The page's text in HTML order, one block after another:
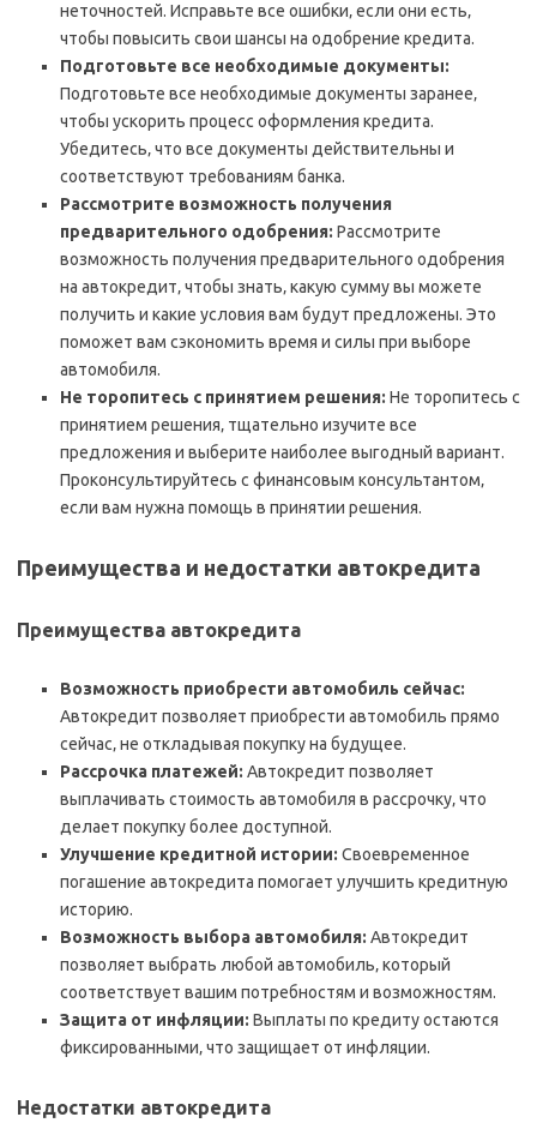
неточностей. Исправьте все ошибки‚ если они есть‚
чтобы повысить свои шансы на одобрение кредита.
Подготовьте все необходимые документы:
Подготовьте все необходимые документы заранее‚
чтобы ускорить процесс оформления кредита.
Убедитесь‚ что все документы действительны и
соответствуют требованиям банка.
Рассмотрите возможность получения
предварительного одобрения: Рассмотрите
возможность получения предварительного одобрения
на автокредит‚ чтобы знать‚ какую сумму вы можете
получить и какие условия вам будут предложены. Это
поможет вам сэкономить время и силы при выборе
автомобиля.
Не торопитесь с принятием решения: Не торопитесь с
принятием решения‚ тщательно изучите все
предложения и выберите наиболее выгодный вариант.
Проконсультируйтесь с финансовым консультантом‚
если вам нужна помощь в принятии решения.
Преимущества и недостатки автокредита
Преимущества автокредита
Возможность приобрести автомобиль сейчас:
Автокредит позволяет приобрести автомобиль прямо
сейчас‚ не откладывая покупку на будущее.
Рассрочка платежей: Автокредит позволяет
выплачивать стоимость автомобиля в рассрочку‚ что
делает покупку более доступной.
Улучшение кредитной истории: Своевременное
погашение автокредита помогает улучшить кредитную
историю.
Возможность выбора автомобиля: Автокредит
позволяет выбрать любой автомобиль‚ который
соответствует вашим потребностям и возможностям.
Защита от инфляции: Выплаты по кредиту остаются
фиксированными‚ что защищает от инфляции.
Недостатки автокредита